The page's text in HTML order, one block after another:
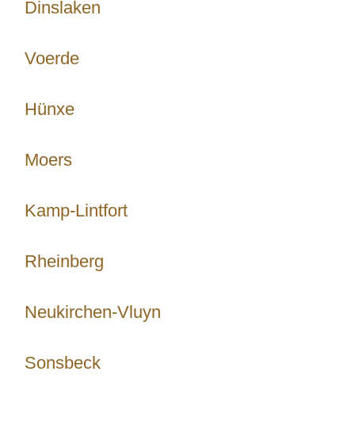
Dinslaken
Voerde
Hünxe
Moers
Kamp-Lintfort
Rheinberg
Neukirchen-Vluyn
Sonsbeck